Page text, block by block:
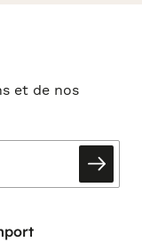
et de nos